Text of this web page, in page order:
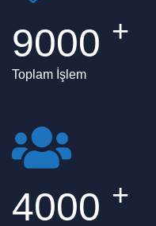
9000 +
Toplam İşlem
4000 +